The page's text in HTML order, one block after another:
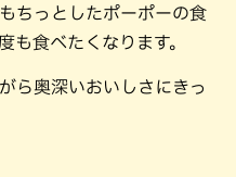
ちっとしたポーポーの食
も食べたくなります。
ら奥深いおいしさにきっ